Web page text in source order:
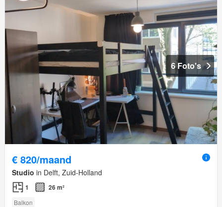
6 Foto's
€ 820/maand
Studio in Delft, Zuid-Holland
1 26 m²
Balkon